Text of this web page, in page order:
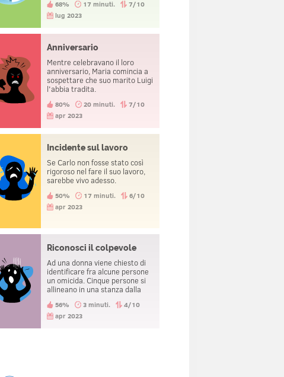
a lui. Anche se la sua famiglia
era appena morta, continuò a
68% 17 minuti.
7/10
lug 2023
Anniversario
Mentre celebravano il loro
anniversario, Maria comincia a
sospettare che suo marito Luigi
l'abbia tradita.
80% 20 minuti.
7/10
apr 2023
Incidente sul lavoro
Se Carlo non fosse stato così
rigoroso nel fare il suo lavoro,
sarebbe vivo adesso.
50% 17 minuti.
6/10
apr 2023
Riconosci il colpevole
Ad una donna viene chiesto di
identificare fra alcune persone
un omicida. Cinque persone si
allineano in una stanza dalla
oscurato. Nonostante lei non
riconosca nessuno di essi, la
56% 3 minuti.
4/10
apr 2023